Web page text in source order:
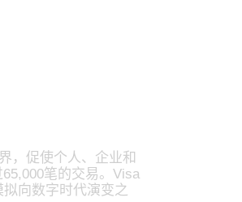
，促使个人、企业和
笔的交易。Visa
向数字时代演变之